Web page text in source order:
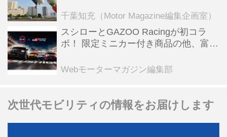
ンテンツも
千葉知充（Motor Magazine編集企画室）
スシローとGAZOO Racingが初コラ
ボ！ 限定ミニカー付き商品の他、富士
る抽選企画などを展開
Webモーターマガジン編集部
次世代モビリティの情報をお届けします